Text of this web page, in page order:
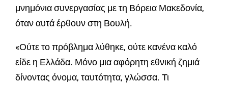
μνημόνια συνεργασίας με τη Βόρεια Μακεδονία,
όταν αυτά έρθουν στη Βουλή.
«Ούτε το πρόβλημα λύθηκε, ούτε κανένα καλό
είδε η Ελλάδα. Μόνο μια αφόρητη εθνική ζημιά
δίνοντας όνομα, ταυτότητα, γλώσσα. Τι